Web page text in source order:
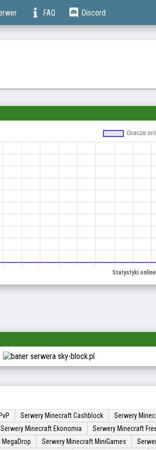
FAQ Discord
Serwery Minecraft Cashblock Serwery
Serwery Minecraft Ekonomia Serwery Minecraft
Serwery Minecraft MiniGames